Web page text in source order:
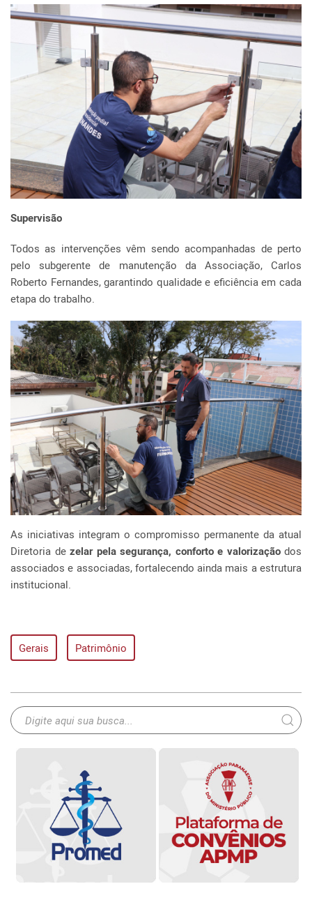
Supervisão
Todos as intervenções vêm sendo acompanhadas de perto
pelo subgerente de manutenção da Associação, Carlos
Roberto Fernandes, garantindo qualidade e eficiência em cada
etapa do trabalho.
As iniciativas integram o compromisso permanente da atual
Diretoria de zelar pela segurança, conforto e valorização dos
associados e associadas, fortalecendo ainda mais a estrutura
institucional.
Gerais Patrimônio